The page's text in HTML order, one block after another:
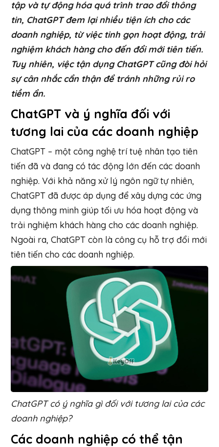
tập và tự động hóa quá trình trao đổi thông
tin, ChatGPT đem lại nhiều tiện ích cho các
doanh nghiệp, từ việc tinh gọn hoạt động, trải
nghiệm khách hàng cho đến đổi mới tiên tiến.
Tuy nhiên, việc tận dụng ChatGPT cũng đòi hỏi
sự cân nhắc cẩn thận để tránh những rủi ro
tiềm ẩn.
ChatGPT và ý nghĩa đối với
tương lai của các doanh nghiệp
ChatGPT – một công nghệ trí tuệ nhân tạo tiên
tiến đã và đang có tác động lớn đến các doanh
nghiệp. Với khả năng xử lý ngôn ngữ tự nhiên,
ChatGPT đã được áp dụng để xây dựng các ứng
dụng thông minh giúp tối ưu hóa hoạt động và
trải nghiệm khách hàng cho các doanh nghiệp.
Ngoài ra, ChatGPT còn là công cụ hỗ trợ đổi mới
tiên tiến cho các doanh nghiệp.
ChatGPT có ý nghĩa gì đối với tương lai của các
doanh nghiệp?
Các doanh nghiệp có thể tận